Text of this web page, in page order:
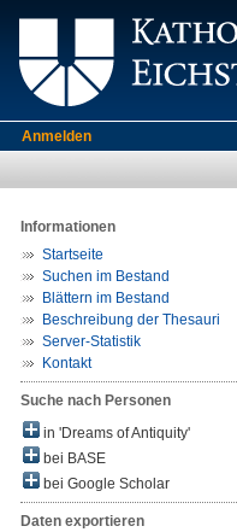
Anmelden
Informationen
Startseite
Suchen im Bestand
Blättern im Bestand
Beschreibung der Thesauri
Server-Statistik
Kontakt
Suche nach Personen
in 'Dreams of Antiquity'
bei BASE
bei Google Scholar
Daten exportieren